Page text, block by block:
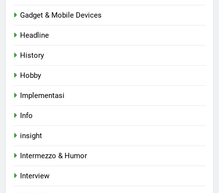
Gadget & Mobile Devices
Headline
History
Hobby
Implementasi
Info
insight
Intermezzo & Humor
Interview